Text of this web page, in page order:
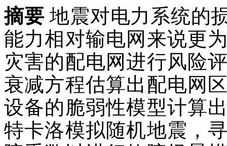
摘要地震对电力系统的
能力相对输电网来说更
灾害的配电网进行风险
衰减方程估算出配电网
设备的脆弱性模型计算
特卡洛模拟随机地震，